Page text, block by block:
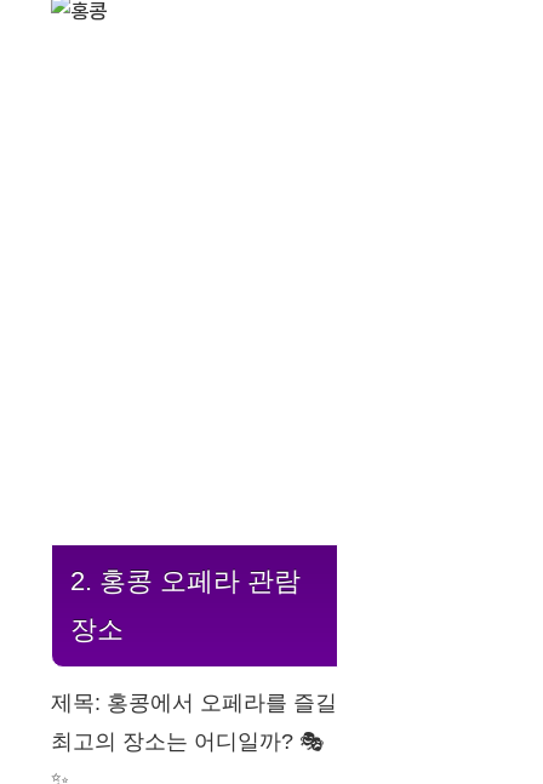
2. 홍콩 오페라 관람
장소
제목: 홍콩에서 오페라를 즐길
최고의 장소는 어디일까? 🎭